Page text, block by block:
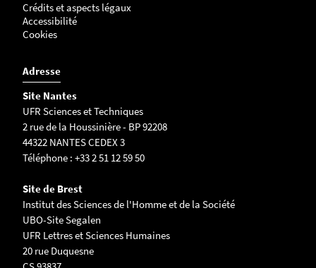
Crédits et aspects légaux
Accessibilité
Cookies
Adresse
Site Nantes
UFR Sciences et Techniques
2 rue de la Houssinière - BP 92208
44322 NANTES CEDEX 3
Téléphone : +33 2 51 12 59 50
Site de Brest
Institut des Sciences de l'Homme et de la Société
UBO-Site Segalen
UFR Lettres et Sciences Humaines
20 rue Duquesne